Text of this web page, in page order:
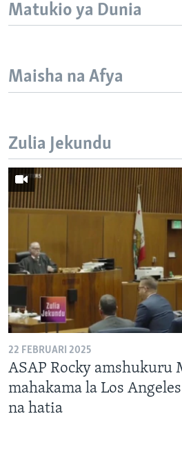
Matukio ya Dunia
Maisha na Afya
Zulia Jekundu
22 FEBRUARI 2025
ASAP Rocky amshukuru
mahakama la Los
na hatia